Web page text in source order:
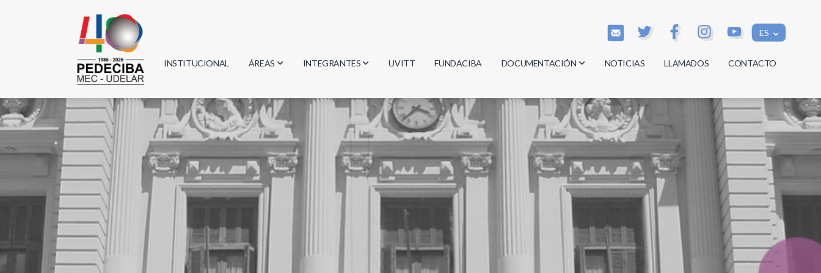
ES
INSTITUCIONAL ÁREAS
Biología
Física
Geociencias
Informática
Matemática
INTEGRANTES
Investigadores
Estudiantes
Egresados
UVITT FUNDACIBA DOCUMENTACIÓN
Actas
Reglamentos
Documentos
NOTICIAS LLAMADOS CONTACTO